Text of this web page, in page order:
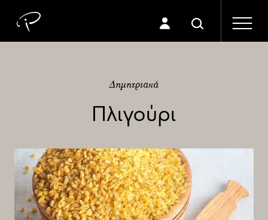
Δημητριακά
Πλιγούρι